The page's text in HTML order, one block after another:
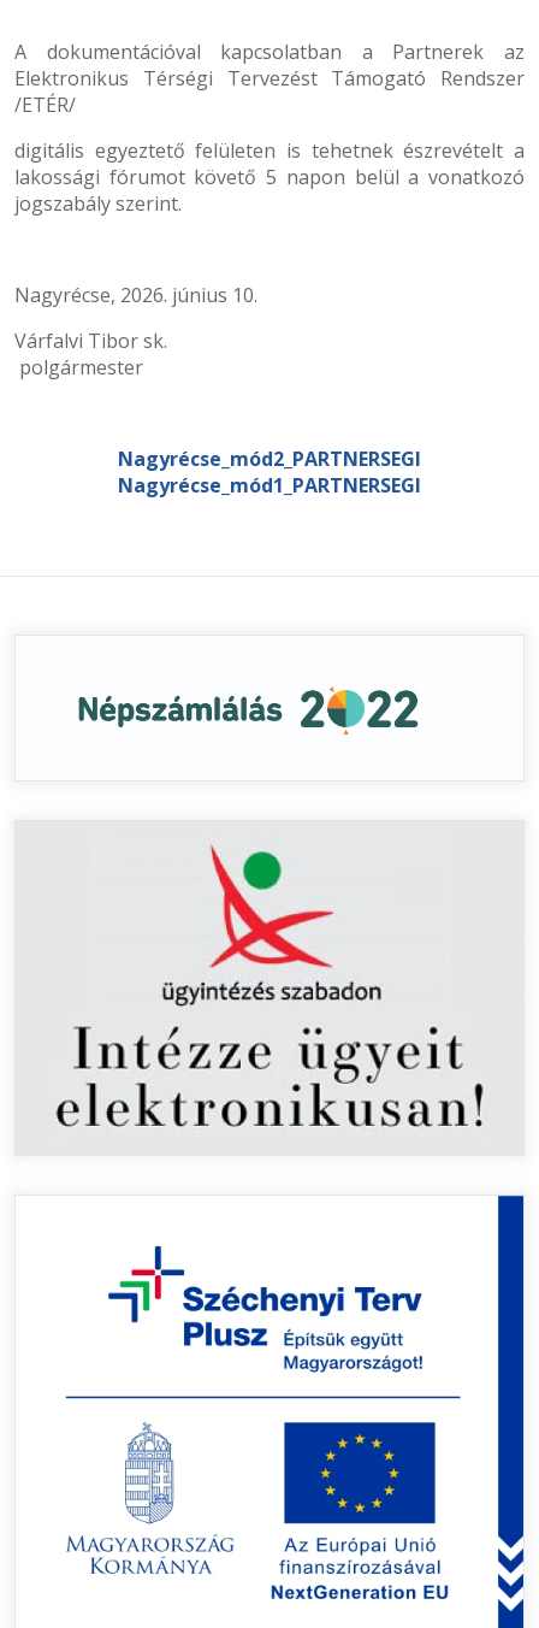
A dokumentációval kapcsolatban a Partnerek az
Elektronikus Térségi Tervezést Támogató Rendszer
/ETÉR/
digitális egyeztető felületen is tehetnek észrevételt a
lakossági fórumot követő 5 napon belül a vonatkozó
jogszabály szerint.
Nagyrécse, 2026. június 10.
Várfalvi Tibor sk.
polgármester
Nagyrécse_mód2_PARTNERSEGI
Nagyrécse_mód1_PARTNERSEGI